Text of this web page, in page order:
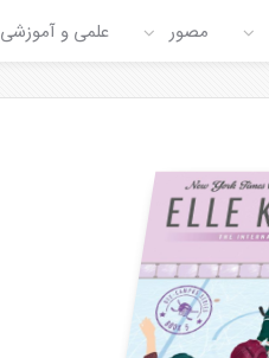
مصور علمی و آموزشی